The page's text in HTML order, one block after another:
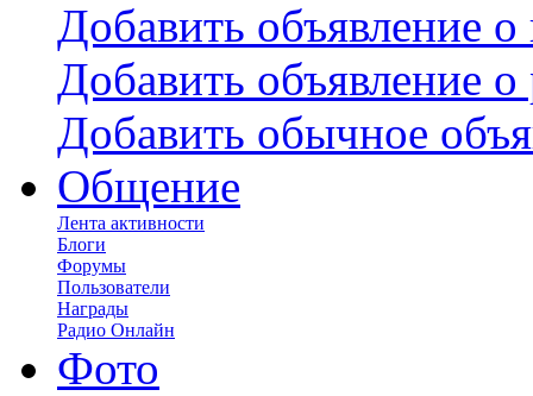
Добавить объявление
Добавить объявление о
Добавить обычное
Общение
Лента активности
Блоги
Форумы
Пользователи
Награды
Радио Онлайн
Фото